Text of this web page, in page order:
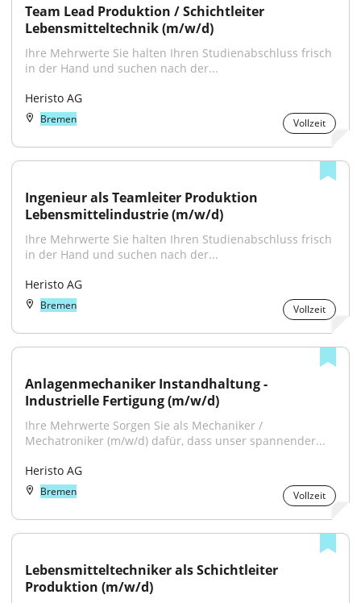
Team Lead Produktion / Schichtleiter
Lebensmitteltechnik (m/w/d)
Ihre Mehrwerte Sie halten Ihren Studienabschluss frisch
in der Hand und suchen nach der...
Heristo AG
Bremen Vollzeit
Ingenieur als Teamleiter Produktion
Lebensmittelindustrie (m/w/d)
Ihre Mehrwerte Sie halten Ihren Studienabschluss frisch
in der Hand und suchen nach der...
Heristo AG
Bremen Vollzeit
Anlagenmechaniker Instandhaltung -
Industrielle Fertigung (m/w/d)
Ihre Mehrwerte Sorgen Sie als Mechaniker /
Mechatroniker (m/w/d) dafür, dass unser spannender...
Heristo AG
Bremen Vollzeit
Lebensmitteltechniker als Schichtleiter
Produktion (m/w/d)